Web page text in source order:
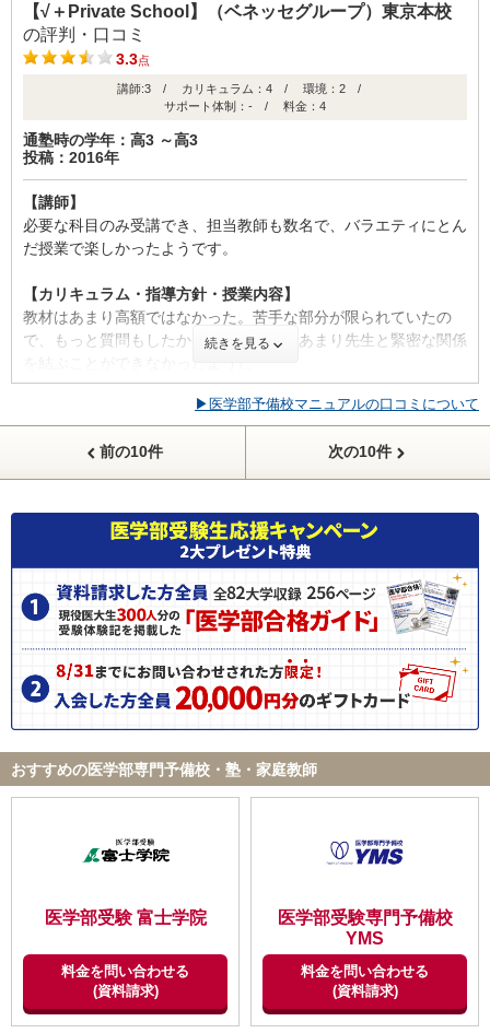
入会
(高2)
卒業
(高3)
【校舎内外の環境について（自習室、交通の便、治安、立地な
ど） 】
清潔感のある校舎なので教室も清潔だったのではないかと思われ
【料金】
たぶん標準だと思う。年払いにすると割引してもらえたのでよか
【良かった点（改善してほしい点） 】
きめ細やかな指導がとてもよかったのではないかと思っている。
【成績の推移】
学校の成績
時期
入会
(高2)
卒業
(高3)
ID:915
不適切な口コミを報告する
【√＋Private School】（ベネッセグループ）東京本校
の評判・口コミ
3.3点
講師:3 / カリキュラム：4 / 環境：2 /
サポート体制：- / 料金：4
通塾時の学年：高3 ～高3
投稿：2016年
【講師】
必要な科目のみ受講でき、担当教師も数名で、バラエティにとん
だ授業で楽しかったようです。
【カリキュラム・指導方針・授業内容】
教材はあまり高額ではなかった。苦手な部分が限られていたの
で、もっと質問もしたかったようだが、あまり先生と緊密な関係
【校舎内外の環境について（自習室、交通の便、治安、立地な
ど） 】
塾内は古い。あまり、明るいイメージがなく電気もうす暗いイメ
ージ。天井も低いせいか、息苦しく感じた。
料金は明確でわかりやすかった。1教科ごと、特別授業ごとでき
ちんと請求書が送付されてきて、銀行口座からの自動引き落とし
など、とても便利だった。
【良かった点（改善してほしい点） 】
自由に好きな教科だけの受講ができるなど便利な点も多かった
が、個人の意識が高くないと流されやすく、自分で目標をもつこ
とが大事
【成績の推移】
続きを見る
▶医学部予備校マニュアルの口コミについて
前の10件 次の10件
おすすめの医学部専門予備校・塾・家庭教師
医学部受験 富士学院
料金を問い合わせる
(資料請求)
医学部受験専門予備校
YMS
料金を問い合わせる
(資料請求)